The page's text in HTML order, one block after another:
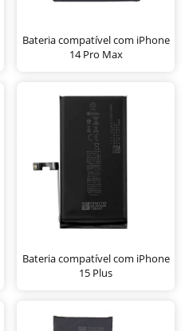
Bateria compatível com iPhone
14 Pro Max
Bateria compatível com iPhone
15 Plus